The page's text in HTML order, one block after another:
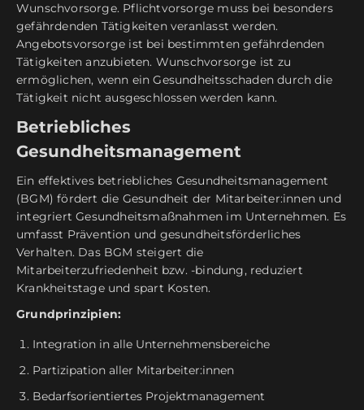
Wunschvorsorge. Pflichtvorsorge muss bei besonders
gefährdenden Tätigkeiten veranlasst werden.
Angebotsvorsorge ist bei bestimmten gefährdenden
Tätigkeiten anzubieten. Wunschvorsorge ist zu
ermöglichen, wenn ein Gesundheitsschaden durch die
Tätigkeit nicht ausgeschlossen werden kann.
Betriebliches
Gesundheitsmanagement
Ein effektives betriebliches Gesundheitsmanagement
(BGM) fördert die Gesundheit der Mitarbeiter:innen und
integriert Gesundheitsmaßnahmen im Unternehmen. Es
umfasst Prävention und gesundheitsförderliches
Verhalten. Das BGM steigert die
Mitarbeiterzufriedenheit bzw. -bindung, reduziert
Krankheitstage und spart Kosten.
Grundprinzipien:
Integration in alle Unternehmensbereiche
Partizipation aller Mitarbeiter:innen
Bedarfsorientiertes Projektmanagement